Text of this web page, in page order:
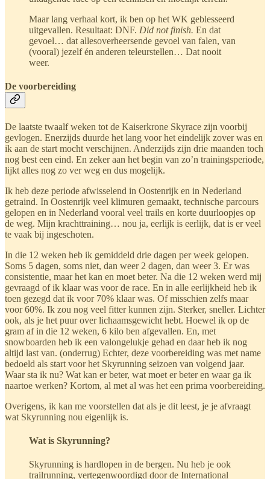
Maar lang verhaal kort, ik ben op het WK geblesseerd
uitgevallen. Resultaat: DNF. Did not finish. En dat
gevoel… dat allesoverheersende gevoel van falen, van
(vooral) jezelf én anderen teleurstellen… Dat nooit
weer.
De voorbereiding
De laatste twaalf weken tot de Kaiserkrone Skyrace zijn voorbij
gevlogen. Enerzijds duurde het lang voor het eindelijk zover was en
ik aan de start mocht verschijnen. Anderzijds zijn drie maanden toch
nog best een eind. En zeker aan het begin van zo’n trainingsperiode,
lijkt alles nog zo ver weg en dus mogelijk.
Ik heb deze periode afwisselend in Oostenrijk en in Nederland
getraind. In Oostenrijk veel klimuren gemaakt, technische parcours
gelopen en in Nederland vooral veel trails en korte duurloopjes op
de weg. Mijn krachttraining… nou ja, eerlijk is eerlijk, dat is er veel
te vaak bij ingeschoten.
In die 12 weken heb ik gemiddeld drie dagen per week gelopen.
Soms 5 dagen, soms niet, dan weer 2 dagen, dan weer 3. Er was
consistentie, maar het kan en moet beter. Na die 12 weken werd mij
gevraagd of ik klaar was voor de race. En in alle eerlijkheid heb ik
toen gezegd dat ik voor 70% klaar was. Of misschien zelfs maar
voor 60%. Ik zou nog veel fitter kunnen zijn. Sterker, sneller. Lichter
ook, als je het puur over lichaamsgewicht hebt. Hoewel ik op de
gram af in die 12 weken, 6 kilo ben afgevallen. En, met
snowboarden heb ik een valongelukje gehad en daar heb ik nog
altijd last van. (onderrug) Echter, deze voorbereiding was met name
bedoeld als start voor het Skyrunning seizoen van volgend jaar.
Waar sta ik nu? Wat kan er beter, wat moet er beter en waar ga ik
naartoe werken? Kortom, al met al was het een prima voorbereiding.
Overigens, ik kan me voorstellen dat als je dit leest, je je afvraagt
wat Skyrunning nou eigenlijk is.
Wat is Skyrunning?
Skyrunning is hardlopen in de bergen. Nu heb je ook
trailrunning, vertegenwoordigd door de International